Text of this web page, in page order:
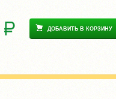
ДОБАВИТЬ В КОРЗИНУ